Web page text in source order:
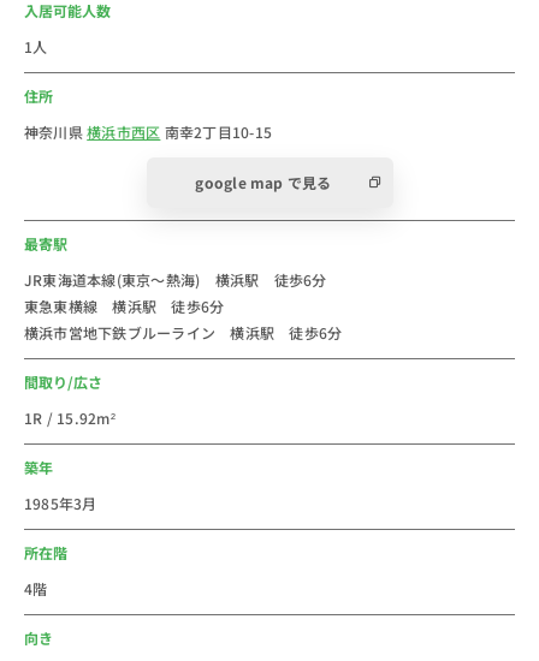
市です。神奈川県の県庁所在地及び人口が最多の市で、
約377万人で、東京23区を除く全国の市区町村としては
は約10万人です
横浜駅前には、横浜高島屋、そごう横浜店、ジョイナ
ス、横浜ベイクォーター、横浜ポルタ、横浜ビブレ、横
浜モアーズ、スカイビル、マルイシティ横浜、ルミネ横
浜、NEWoMan横浜などのショッピング施設が西口・東
口にあります。横浜駅西口・東口ともにグルメがたくさ
ん。焼き鳥やダイニングバー、ラーメン、洋食、海鮮、
中華、イタリアンなど有名店がたくさんあります。
東口には日産自動車株式会社 グローバル本社、富士フ
イルムビジネスイノベーション株式会社 横浜みなとみ
客が集まります。
入居可能人数
1人
住所
神奈川県横浜市西区 南幸2丁目10-15
google map で見る
最寄駅
JR東海道本線(東京～熱海) 横浜駅 徒歩6分
東急東横線 横浜駅 徒歩6分
横浜市営地下鉄ブルーライン 横浜駅 徒歩6分
間取り/広さ
1R / 15.92m²
築年
1985年3月
所在階
4階
向き